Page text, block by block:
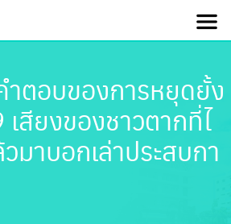
ตอบของการหยุดยั้ง
เสียงของชาวตากที่ไ
มาบอกเล่าประสบกา